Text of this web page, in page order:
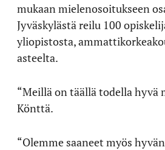
mukaan mielenosoitukseen
Jyväskylästä reilu 100
yliopistosta,
asteelta.
“Meillä on täällä todella hyvä
Könttä.
“Olemme saaneet myös